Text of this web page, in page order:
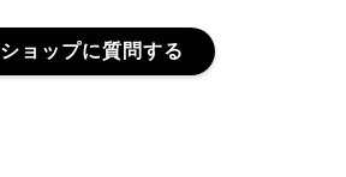
ショップに質問する